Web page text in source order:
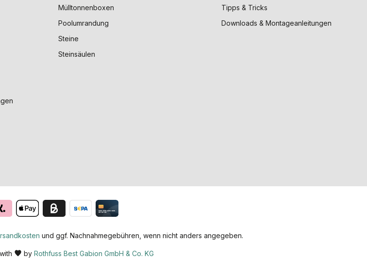
Mülltonnenboxen
Poolumrandung
Steine
Steinsäulen
Tipps & Tricks
Downloads & Montageanleitungen
und ggf. Nachnahmegebühren, wenn nicht anders angegeben.
byRothfuss Best Gabion GmbH & Co. KG